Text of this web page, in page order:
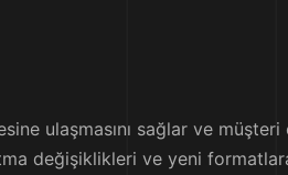
ulaşmasını sağlar ve
değişiklikleri ve yeni